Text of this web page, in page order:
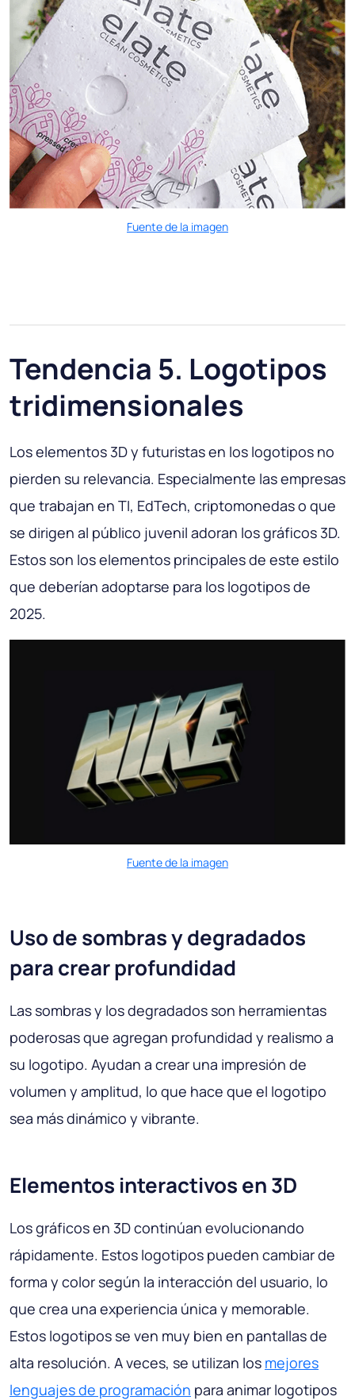
Fuente de la imagen
Tendencia 5. Logotipos
tridimensionales
Los elementos 3D y futuristas en los logotipos no
pierden su relevancia. Especialmente las empresas
que trabajan en TI, EdTech, criptomonedas o que
se dirigen al público juvenil adoran los gráficos 3D.
Estos son los elementos principales de este estilo
que deberían adoptarse para los logotipos de
2025.
Fuente de la imagen
Uso de sombras y degradados
para crear profundidad
Las sombras y los degradados son herramientas
poderosas que agregan profundidad y realismo a
su logotipo. Ayudan a crear una impresión de
volumen y amplitud, lo que hace que el logotipo
sea más dinámico y vibrante.
Elementos interactivos en 3D
Los gráficos en 3D continúan evolucionando
rápidamente. Estos logotipos pueden cambiar de
forma y color según la interacción del usuario, lo
que crea una experiencia única y memorable.
Estos logotipos se ven muy bien en pantallas de
alta resolución. A veces, se utilizan los mejores
lenguajes de programación para animar logotipos